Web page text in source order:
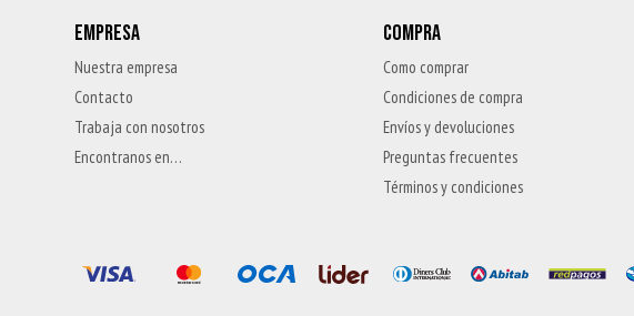
EMPRESA
Nuestra empresa
Contacto
Trabaja con nosotros
Encontranos en…
COMPRA
Como comprar
Condiciones de compra
Envíos y devoluciones
Preguntas frecuentes
Términos y condiciones